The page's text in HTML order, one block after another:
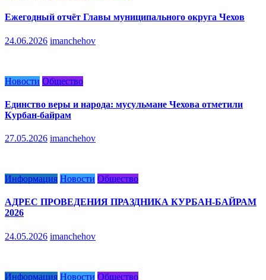
Ежегодный отчёт Главы муниципального округа Чехов
24.06.2026 imanchehov
Новости Общество
Единство веры и народа: мусульмане Чехова отметили
Курбан-байрам
27.05.2026 imanchehov
Информация Новости Общество
АДРЕС ПРОВЕДЕНИЯ ПРАЗДНИКА КУРБАН-БАЙРАМ
2026
24.05.2026 imanchehov
Информация Новости Общество